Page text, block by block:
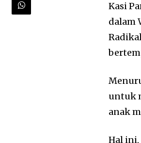
Kasi
dalam
untuk
anak
Hal